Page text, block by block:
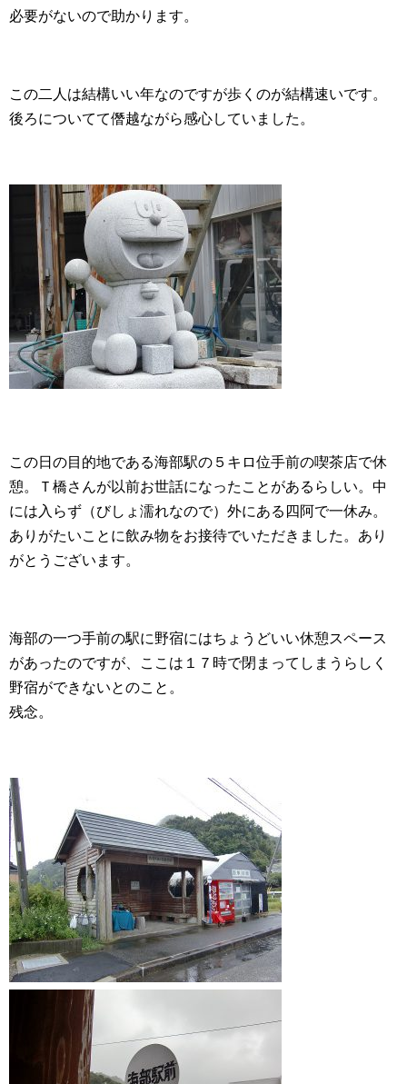
必要がないので助かります。
この二人は結構いい年なのですが歩くのが結構速いです。
後ろについてて僭越ながら感心していました。
この日の目的地である海部駅の５キロ位手前の喫茶店で休
憩。Ｔ橋さんが以前お世話になったことがあるらしい。中
には入らず（びしょ濡れなので）外にある四阿で一休み。
ありがたいことに飲み物をお接待でいただきました。あり
がとうございます。
海部の一つ手前の駅に野宿にはちょうどいい休憩スペース
があったのですが、ここは１７時で閉まってしまうらしく
野宿ができないとのこと。
残念。